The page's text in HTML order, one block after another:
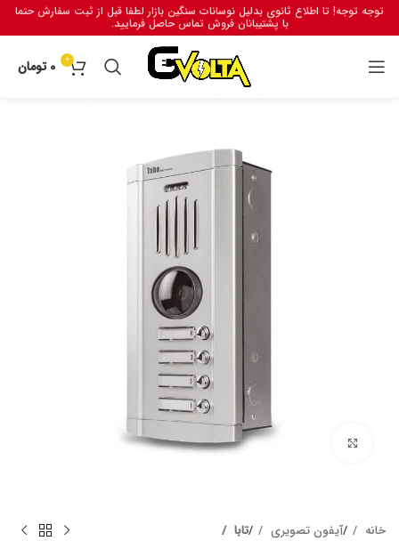
توجه توجه! تا اطلاع ثانوی بدلیل نوسانات سنگین بازار لطفا قبل از ثبت سفارش حتما
با پشتیبانان فروش تماس حاصل فرمایید.
0
0 تومان
برای بزرگنمایی کلیک کنید
خانه آیفون تصویری تابا